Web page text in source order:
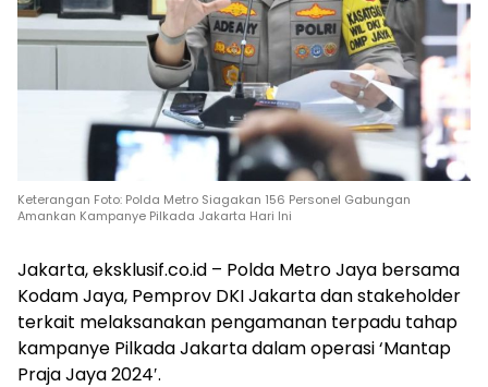
Keterangan Foto: Polda Metro Siagakan 156 Personel Gabungan
Amankan Kampanye Pilkada Jakarta Hari Ini
Jakarta, eksklusif.co.id – Polda Metro Jaya bersama
Kodam Jaya, Pemprov DKI Jakarta dan stakeholder
terkait melaksanakan pengamanan terpadu tahap
kampanye Pilkada Jakarta dalam operasi ‘Mantap
Praja Jaya 2024′.